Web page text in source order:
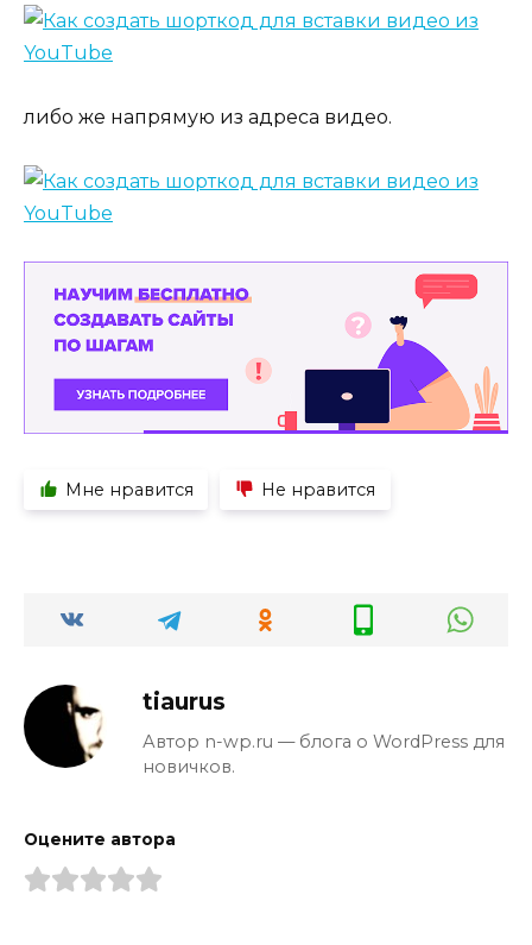
либо же напрямую из адреса видео.
Мне нравится Не нравится
tiaurus
Автор n-wp.ru — блога о WordPress для
новичков.
Оцените автора